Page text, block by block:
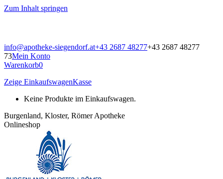
Zum Inhalt springen
info@apotheke-siegendorf.at+43 2687 48277+43 2687 48277
73Mein Konto
Warenkorb0
Zeige EinkaufswagenKasse
Keine Produkte im Einkaufswagen.
Burgenland, Kloster, Römer Apotheke
Onlineshop